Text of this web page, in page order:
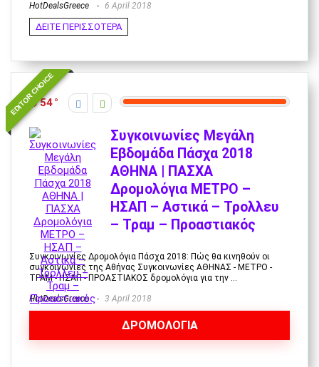
HotDealsGreece 6 April 2018
ΔΕΙΤΕ ΠΕΡΙΣΣΟΤΕΡΑ
EDITOR CHOICE
54
Συγκοινωνίες Μεγάλη
Εβδομάδα Πάσχα 2018
ΑΘΗΝΑ | ΠΑΣΧΑ
Δρομολόγια ΜΕΤΡΟ –
ΗΣΑΠ – Αστικά – Τρολλευ
– Τραμ – Προαστιακός
Συγκοινωνίες Δρομολόγια Πάσχα 2018: Πώς θα κινηθούν οι
συγκοινωνίες της Αθήνας Συγκοινωνίες ΑΘΗΝΑΣ - ΜΕΤΡΟ -
ΤΡΑΜ - ΗΣΑΠ - ΠΡΟΑΣΤΙΑΚΟΣ δρομολόγια για την ...
HotDealsGreece 3 April 2018
ΔΡΟΜΟΛΟΓΙΑ